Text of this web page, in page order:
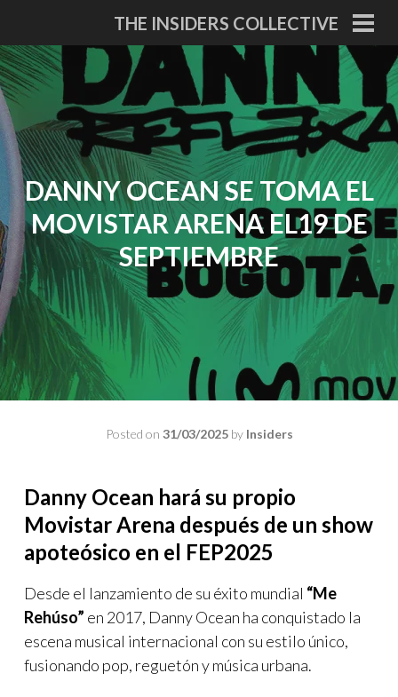
content
THE INSIDERS COLLECTIVE
DANNY OCEAN SE TOMA EL
MOVISTAR ARENA EL19 DE
SEPTIEMBRE
Posted on 31/03/2025by Insiders
Danny Ocean hará su propio
Movistar Arena después de un show
apoteósico en el FEP2025
Desde el lanzamiento de su éxito mundial “Me
Rehúso” en 2017, Danny Ocean ha conquistado la
escena musical internacional con su estilo único,
fusionando pop, reguetón y música urbana.